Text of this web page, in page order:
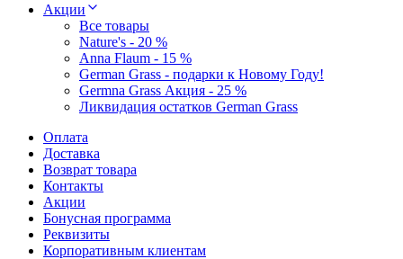
Акции
Все товары
Nature's - 20 %
Anna Flaum - 15 %
German Grass - подарки к Новому Году!
Germna Grass Акция - 25 %
Ликвидация остатков German Grass
Оплата
Доставка
Возврат товара
Контакты
Акции
Бонусная программа
Реквизиты
Корпоративным клиентам